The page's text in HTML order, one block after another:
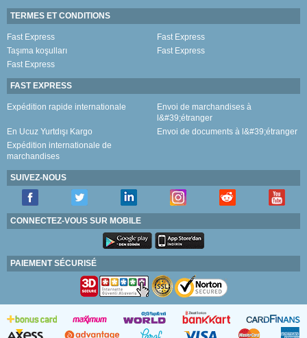
TERMES ET CONDITIONS
Fast Express
Fast Express
Taşıma koşulları
Fast Express
Fast Express
FAST EXPRESS
Expédition rapide internationale
Envoi de marchandises à
l&#39;étranger
En Ucuz Yurtdışı Kargo
Envoi de documents à l&#39;étranger
Expédition internationale de
marchandises
SUIVEZ-NOUS
CONNECTEZ-VOUS SUR MOBILE
PAIEMENT SÉCURISÉ